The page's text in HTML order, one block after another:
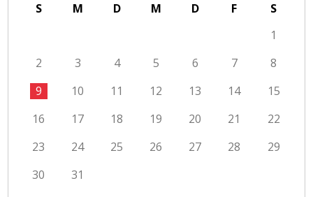
S M D M D F
S
1
2
3 4 5 6 7
8
9
10 11 12 13 14
15
16
17 18 19 20 21
22
23
24 25 26 27 28
29
30
31